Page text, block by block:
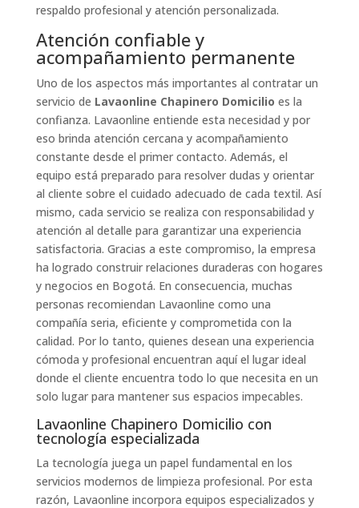
respaldo profesional y atención personalizada.
Atención confiable y
acompañamiento permanente
Uno de los aspectos más importantes al contratar un
servicio de Lavaonline Chapinero Domicilio es la
confianza. Lavaonline entiende esta necesidad y por
eso brinda atención cercana y acompañamiento
constante desde el primer contacto. Además, el
equipo está preparado para resolver dudas y orientar
al cliente sobre el cuidado adecuado de cada textil. Así
mismo, cada servicio se realiza con responsabilidad y
atención al detalle para garantizar una experiencia
satisfactoria. Gracias a este compromiso, la empresa
ha logrado construir relaciones duraderas con hogares
y negocios en Bogotá. En consecuencia, muchas
personas recomiendan Lavaonline como una
compañía seria, eficiente y comprometida con la
calidad. Por lo tanto, quienes desean una experiencia
cómoda y profesional encuentran aquí el lugar ideal
donde el cliente encuentra todo lo que necesita en un
solo lugar para mantener sus espacios impecables.
Lavaonline Chapinero Domicilio con
tecnología especializada
La tecnología juega un papel fundamental en los
servicios modernos de limpieza profesional. Por esta
razón, Lavaonline incorpora equipos especializados y